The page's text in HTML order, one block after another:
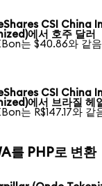
CSI China
에서 호주 달러
는 $40.86와 같음
CSI China
에서 브라질 헤
는 R$147.17와 같
를 PHP로 변환